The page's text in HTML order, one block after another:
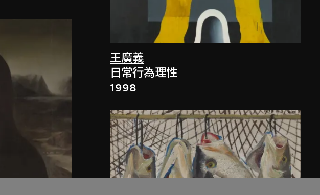
王廣義
日常行為理性
1998